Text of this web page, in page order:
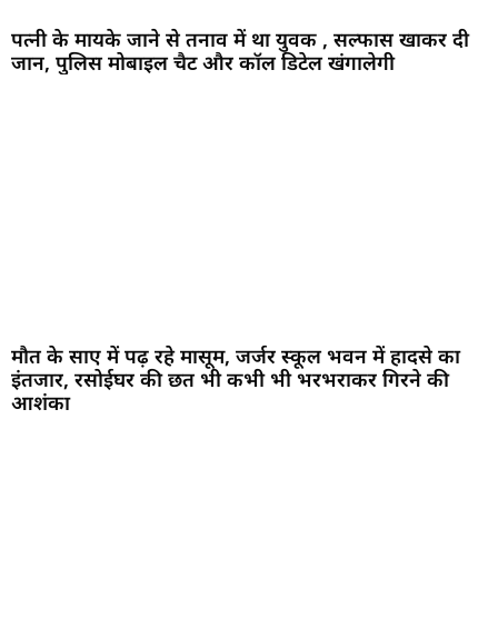
पत्नी के मायके जाने से तनाव में था युवक , सल्फास खाकर दी
जान, पुलिस मोबाइल चैट और कॉल डिटेल खंगालेगी
मौत के साए में पढ़ रहे मासूम, जर्जर स्कूल भवन में हादसे का
इंतजार, रसोईघर की छत भी कभी भी भरभराकर गिरने की
आशंका